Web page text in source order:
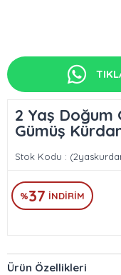
2 Yaş Doğum
Gümüş
Stok Kodu
%37 İNDIRIM
Ürün Özellikleri